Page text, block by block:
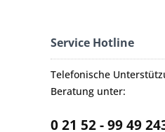
Service Hotline
Telefonische
Beratung unter:
0 21 52 - 99 49